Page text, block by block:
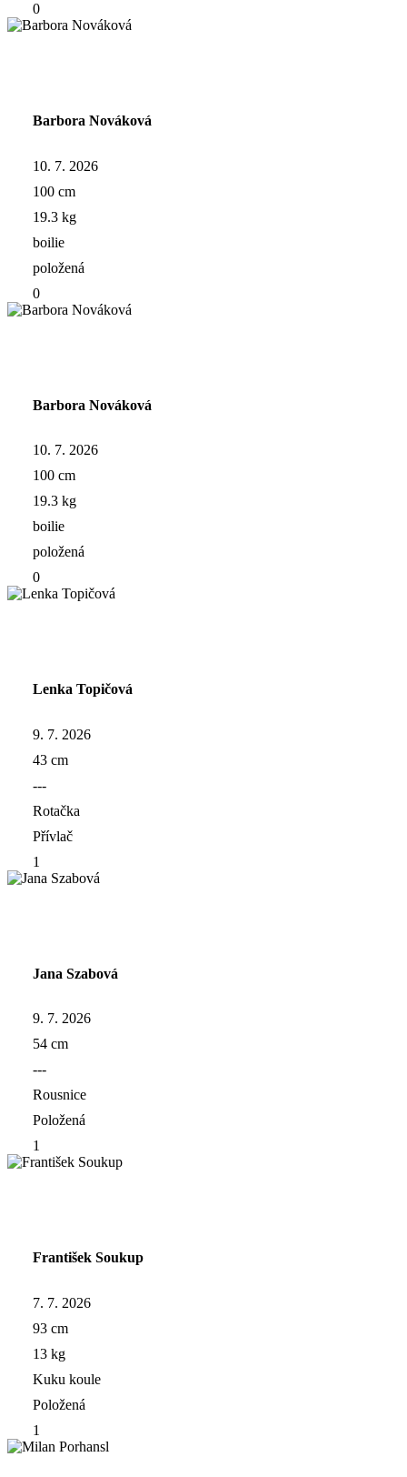
0
Barbora Nováková
10. 7. 2026
100 cm
19.3 kg
boilie
položená
0
Barbora Nováková
10. 7. 2026
100 cm
19.3 kg
boilie
položená
0
Lenka Topičová
9. 7. 2026
43 cm
---
Rotačka
Přívlač
1
Jana Szabová
9. 7. 2026
54 cm
---
Rousnice
Položená
1
František Soukup
7. 7. 2026
93 cm
13 kg
Kuku koule
Položená
1